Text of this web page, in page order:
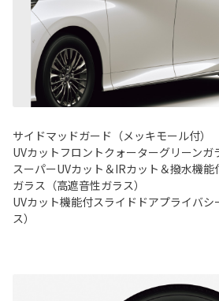
サイドマッドガード（メッキモール付）
UVカットフロントクォーターグリーンガ
スーパーUVカット＆IRカット＆撥水機
ガラス（高遮音性ガラス）
UVカット機能付スライドドアプライバ
ス）